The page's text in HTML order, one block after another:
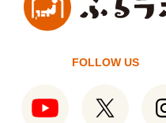
FOLLOW US